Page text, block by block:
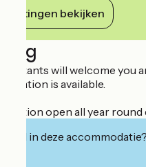
bekijken
will welcome you
is available.
open all year
in deze